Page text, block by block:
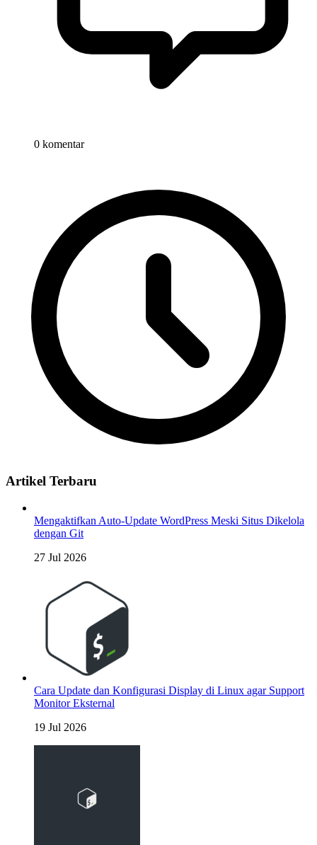
0 komentar
Artikel Terbaru
Mengaktifkan Auto-Update WordPress Meski Situs Dikelola
dengan Git
27 Jul 2026
Cara Update dan Konfigurasi Display di Linux agar Support
Monitor Eksternal
19 Jul 2026